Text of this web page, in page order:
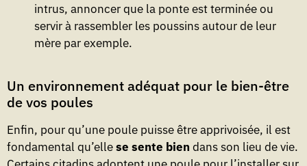
intrus, annoncer que la ponte est terminée ou
servir à rassembler les poussins autour de leur
mère par exemple.
Un environnement adéquat pour le bien-être
de vos poules
Enfin, pour qu’une poule puisse être apprivoisée, il est
fondamental qu’ellese sente bien dans son lieu de vie.